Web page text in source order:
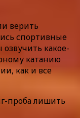
верить
спортивные
какое-
катанию
как и все
проба лишить